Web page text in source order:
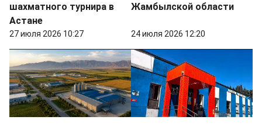
шахматного турнира в
Астане
27 июля 2026 10:27
Жамбылской области
24 июля 2026 12:20